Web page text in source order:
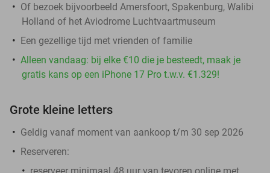
Of bezoek bijvoorbeeld Amersfoort, Spakenburg, Walibi
Holland of het Aviodrome Luchtvaartmuseum
Een gezellige tijd met vrienden of familie
Alleen vandaag: bij elke €10 die je besteedt, maak je
gratis kans op een iPhone 17 Pro t.w.v. €1.329!
Grote kleine letters
Geldig vanaf moment van aankoop t/m 30 sep 2026
Reserveren: